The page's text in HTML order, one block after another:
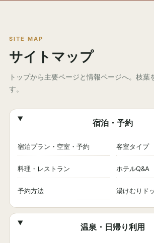
SITE MAP
サイトマップ
トップから主要ページと情報ページへ。枝葉
す。
宿泊・予約
宿泊プラン・空室・予約 客室タイプ
料理・レストラン ホテルQ&A
予約方法 湯けむりド
温泉・日帰り利用